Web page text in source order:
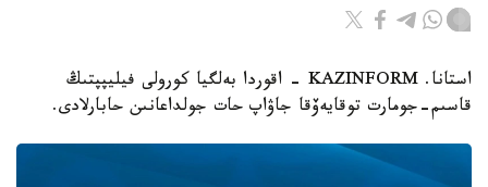
استانا. KAZINFORM - اقوردا بەلگيا كورولى فيليپپتىڭ
قاسىم-جومارت توقايەۆقا جاۋاپ حات جولداعانىن حابارلادى.